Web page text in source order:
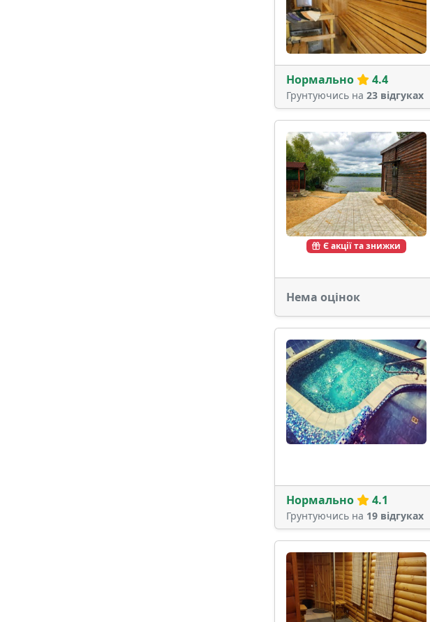
Нормально 4.4
Грунтуючись на 23 відгуках
Є акції та знижки
Нема оцінок
Нормально 4.1
Грунтуючись на 19 відгуках